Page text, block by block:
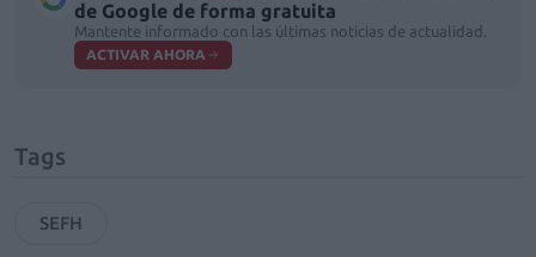
de Google de forma gratuita
Mantente informado con las últimas noticias de actualidad.
ACTIVAR AHORA
Tags
SEFH